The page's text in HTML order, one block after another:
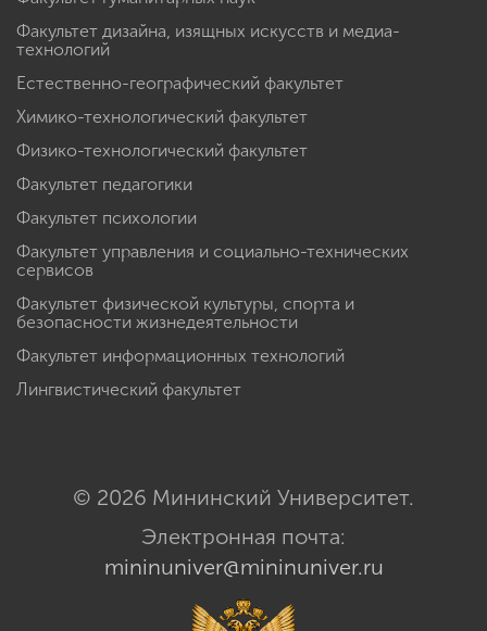
Факультет дизайна, изящных искусств и медиа-
технологий
Естественно-географический факультет
Химико-технологический факультет
Физико-технологический факультет
Факультет педагогики
Факультет психологии
Факультет управления и социально-технических
сервисов
Факультет физической культуры, спорта и
безопасности жизнедеятельности
Факультет информационных технологий
Лингвистический факультет
© 2026 Мининский Университет.
Электронная почта:
mininuniver@mininuniver.ru